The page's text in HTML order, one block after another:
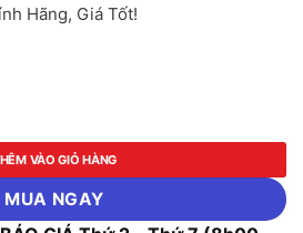
Hãng, Giá Tốt!
FUSHIN 220V/12V (30A)
VÀO GIỎ HÀNG
MUA NGAY